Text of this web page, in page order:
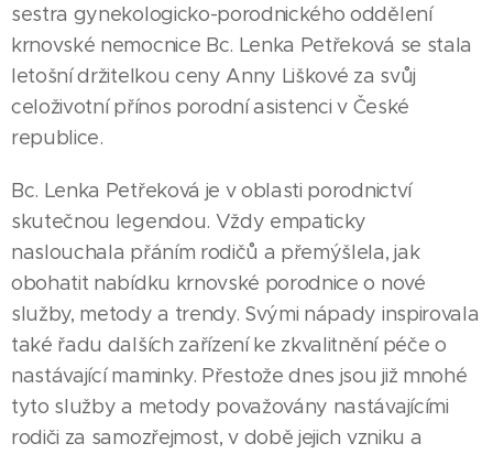
sestra gynekologicko-porodnického oddělení
krnovské nemocnice Bc. Lenka Petřeková se stala
letošní držitelkou ceny Anny Liškové za svůj
celoživotní přínos porodní asistenci v České
republice.
Bc. Lenka Petřeková je v oblasti porodnictví
skutečnou legendou. Vždy empaticky
naslouchala přáním rodičů a přemýšlela, jak
obohatit nabídku krnovské porodnice o nové
služby, metody a trendy. Svými nápady inspirovala
také řadu dalších zařízení ke zkvalitnění péče o
nastávající maminky. Přestože dnes jsou již mnohé
tyto služby a metody považovány nastávajícími
rodiči za samozřejmost, v době jejich vzniku a